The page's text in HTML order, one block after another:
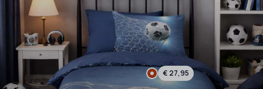
€ 27,95